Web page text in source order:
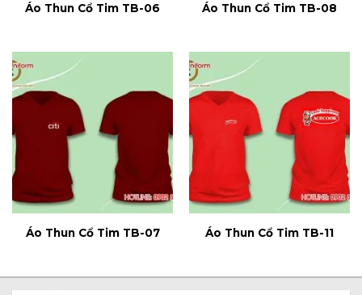
Áo Thun Cổ Tim TB-06 Áo Thun Cổ Tim TB-08
Áo Thun Cổ Tim TB-07 Áo Thun Cổ Tim TB-11